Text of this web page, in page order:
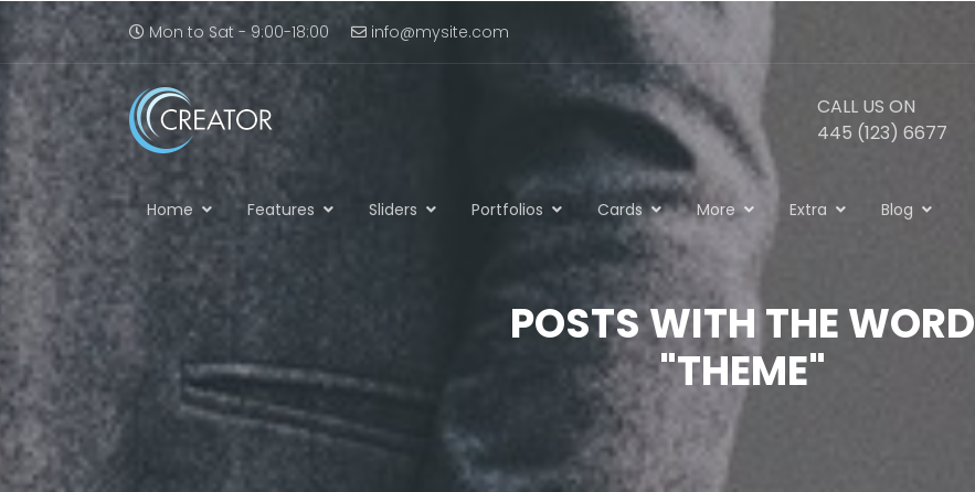
Mon to Sat - 9:00-18:00 info@mysite.com
CALL US ON
445 (123) 6677
Home Features Sliders Portfolios Cards More Extra Blog
POSTS WITH THE WORD
"THEME"